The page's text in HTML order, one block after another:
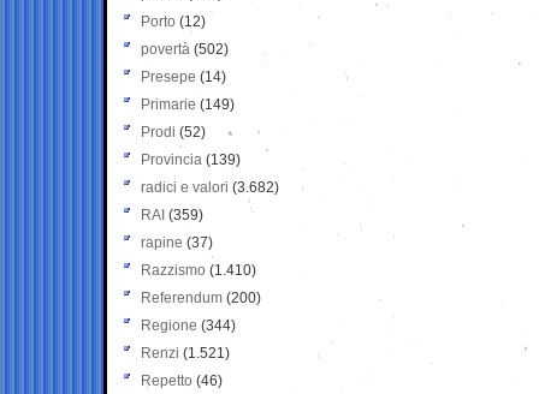
Porto (12)
povertà (502)
Presepe (14)
Primarie (149)
Prodi (52)
Provincia (139)
radici e valori (3.682)
RAI (359)
rapine (37)
Razzismo (1.410)
Referendum (200)
Regione (344)
Renzi (1.521)
Repetto (46)